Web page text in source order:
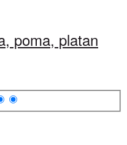
poma, platan